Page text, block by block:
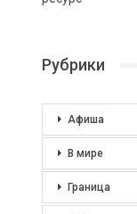
Рубрики
Афиша
В мире
Граница